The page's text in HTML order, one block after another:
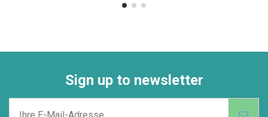
verschiedene Maße und
Sign up to newsletter